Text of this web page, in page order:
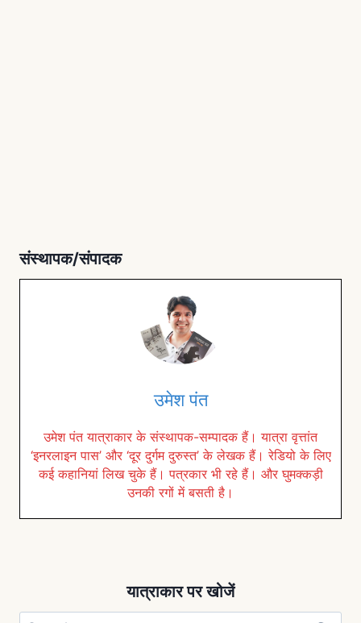
संस्थापक/संपादक
उमेश पंत
उमेश पंत यात्राकार के संस्थापक-सम्पादक हैं। यात्रा वृत्तांत
‘इनरलाइन पास’ और ‘दूर दुर्गम दुरुस्त’ के लेखक हैं। रेडियो के लिए
कई कहानियां लिख चुके हैं। पत्रकार भी रहे हैं। और घुमक्कड़ी
उनकी रगों में बसती है।
यात्राकार पर खोजें